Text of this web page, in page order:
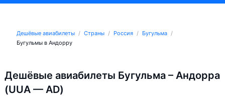
Дешёвые авиабилеты Страны Россия
Бугульма
Бугульмы в Андорру
Дешёвые авиабилеты Бугульма – Андорра
(UUA — AD)